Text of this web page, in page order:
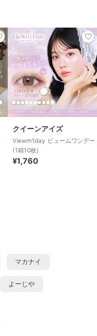
クイーンアイズ
Viewm1day ビュームワンデー
(1箱10枚)
¥1,760
マカナイ
よーじや